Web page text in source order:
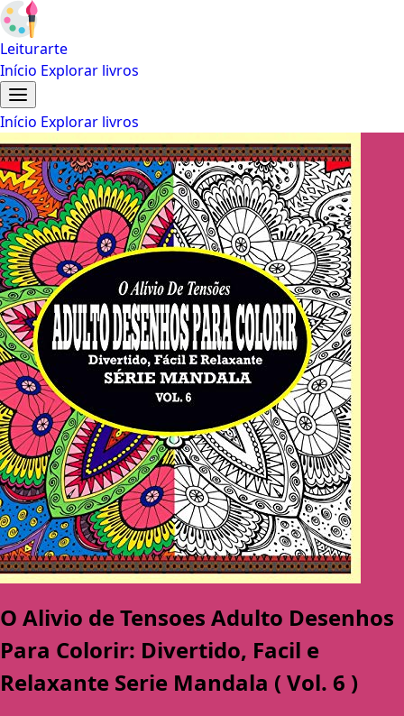
Leiturarte
Início Explorar livros
Início Explorar livros
O Alivio de Tensoes Adulto Desenhos
Para Colorir: Divertido, Facil e
Relaxante Serie Mandala ( Vol. 6 )